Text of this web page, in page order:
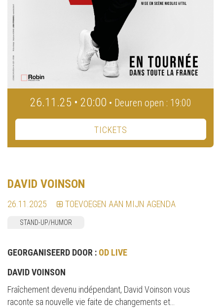
26.11.25 • 20:00 • Deuren open : 19:00
TICKETS
DAVID VOINSON
26.11.2025 TOEVOEGEN AAN MIJN AGENDA
STAND-UP/HUMOR
GEORGANISEERD DOOR : OD LIVE
DAVID VOINSON
Fraîchement devenu indépendant, David Voinson vous
raconte sa nouvelle vie faite de changements et…